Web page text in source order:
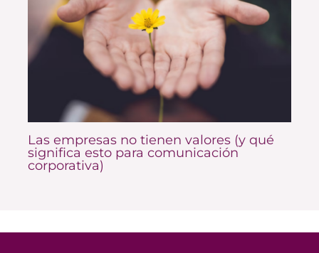
Las empresas no tienen valores (y qué
significa esto para comunicación
corporativa)